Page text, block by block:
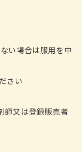
い場合は服用を中
さい
師又は登録販売者